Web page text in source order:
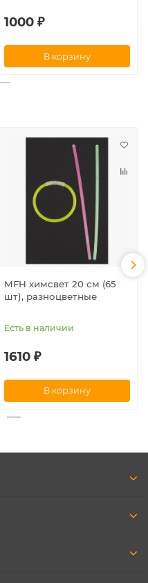
1000 ₽
В корзину
MFH химсвет 20 см (65
шт), разноцветные
Есть в наличии
1610 ₽
В корзину